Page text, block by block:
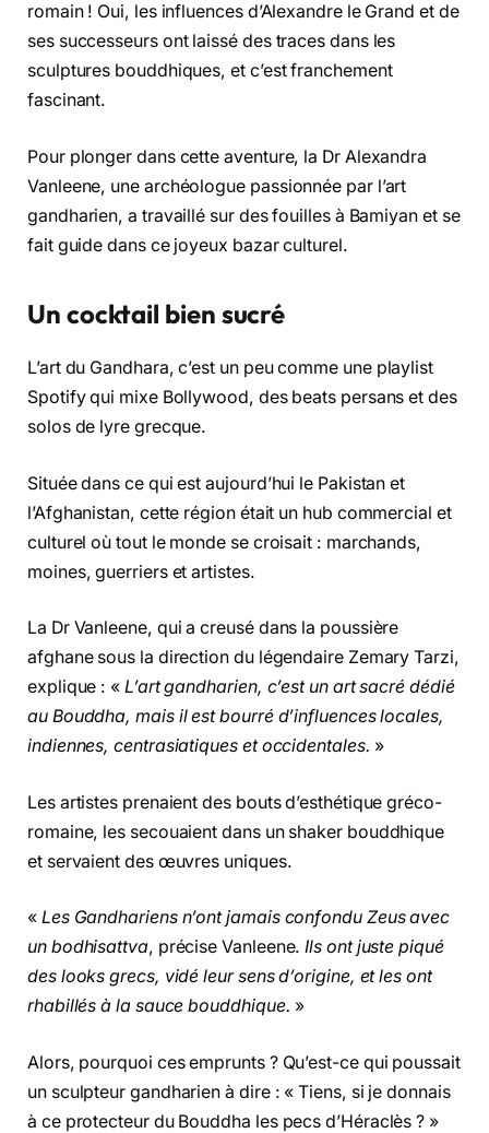
romain ! Oui, les influences d’Alexandre le Grand et de
ses successeurs ont laissé des traces dans les
sculptures bouddhiques, et c’est franchement
fascinant.
Pour plonger dans cette aventure, la Dr Alexandra
Vanleene, une archéologue passionnée par l’art
gandharien, a travaillé sur des fouilles à Bamiyan et se
fait guide dans ce joyeux bazar culturel.
Un cocktail bien sucré
L’art du Gandhara, c’est un peu comme une playlist
Spotify qui mixe Bollywood, des beats persans et des
solos de lyre grecque.
Située dans ce qui est aujourd’hui le Pakistan et
l’Afghanistan, cette région était un hub commercial et
culturel où tout le monde se croisait : marchands,
moines, guerriers et artistes.
La Dr Vanleene, qui a creusé dans la poussière
afghane sous la direction du légendaire Zemary Tarzi,
explique : « L’art gandharien, c’est un art sacré dédié
au Bouddha, mais il est bourré d’influences locales,
indiennes, centrasiatiques et occidentales. »
Les artistes prenaient des bouts d’esthétique gréco-
romaine, les secouaient dans un shaker bouddhique
et servaient des œuvres uniques.
«Les Gandhariens n’ont jamais confondu Zeus avec
un bodhisattva, précise Vanleene.Ils ont juste piqué
des looks grecs, vidé leur sens d’origine, et les ont
rhabillés à la sauce bouddhique. »
Alors, pourquoi ces emprunts ? Qu’est-ce qui poussait
un sculpteur gandharien à dire : « Tiens, si je donnais
à ce protecteur du Bouddha les pecs d’Héraclès ? »